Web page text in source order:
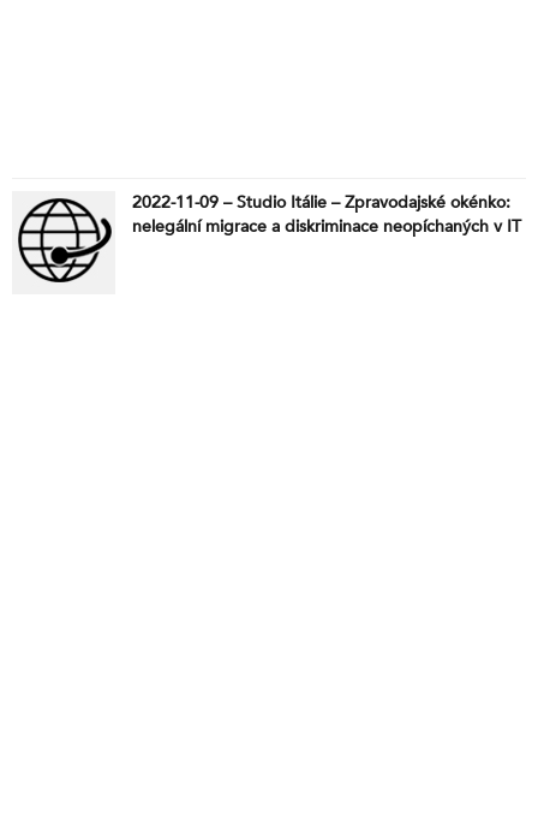
2022-11-09 – Studio Itálie – Zpravodajské okénko:
nelegální migrace a diskriminace neopíchaných v IT